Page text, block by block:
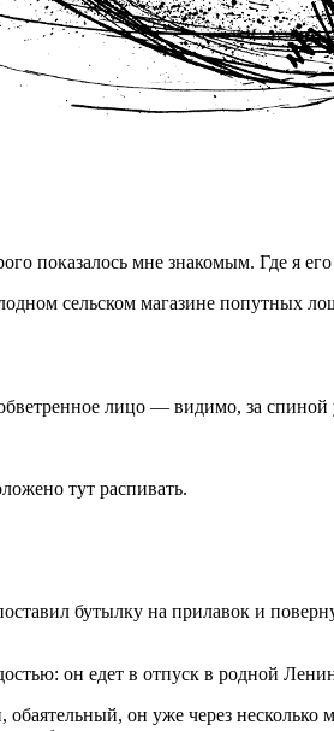
показалось мне знакомым. Где я
сельском магазине попутных
лицо — видимо, за
тут распивать.
бутылку на прилавок и
он едет в отпуск в родной
он уже через